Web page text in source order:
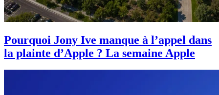
Pourquoi Jony Ive manque à l’appel dans
la plainte d’Apple ? La semaine Apple